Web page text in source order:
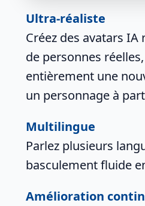
Ultra-réaliste
Créez des avatars
de personnes
entièrement une
un personnage à
Multilingue
Parlez plusieurs
basculement fluide
Amélioration